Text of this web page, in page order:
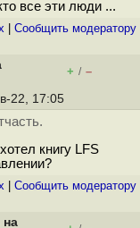
все эти люди ...
Cообщить модератору
+ / –
22, 17:05
книгу LFS
Cообщить модератору
на